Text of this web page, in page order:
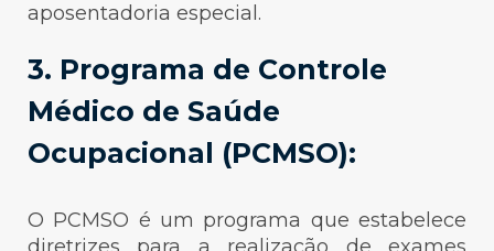
aposentadoria especial.
3. Programa de Controle
Médico de Saúde
Ocupacional (PCMSO):
O PCMSO é um programa que estabelece